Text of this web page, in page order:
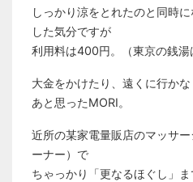
しっかり涼をとれたのと同時
した気分ですが
利用料は400円。（東京の銭湯
大金をかけたり、遠くに行か
あと思ったMORI。
近所の某家電量販店のマッサ
ーナー）で
ちゃっかり「更なるほぐし」ま